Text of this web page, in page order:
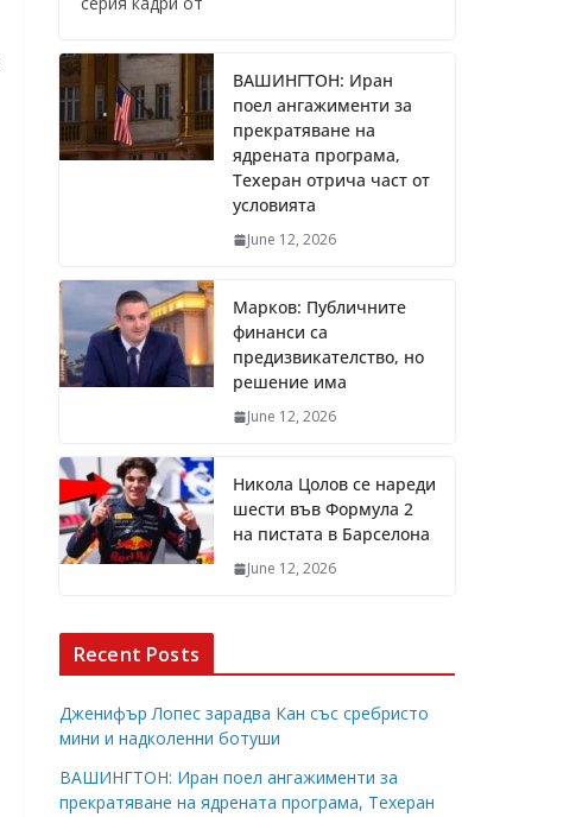
ВАШИНГТОН: Иран
поел ангажименти за
прекратяване на
ядрената програма,
Техеран отрича част от
условията
June 12, 2026
Марков: Публичните
финанси са
предизвикателство, но
решение има
June 12, 2026
Никола Цолов се нареди
шести във Формула 2
на пистата в Барселона
June 12, 2026
Recent Posts
Дженифър Лопес зарадва Кан със сребристо
мини и надколенни ботуши
ВАШИНГТОН: Иран поел ангажименти за
прекратяване на ядрената програма, Техеран